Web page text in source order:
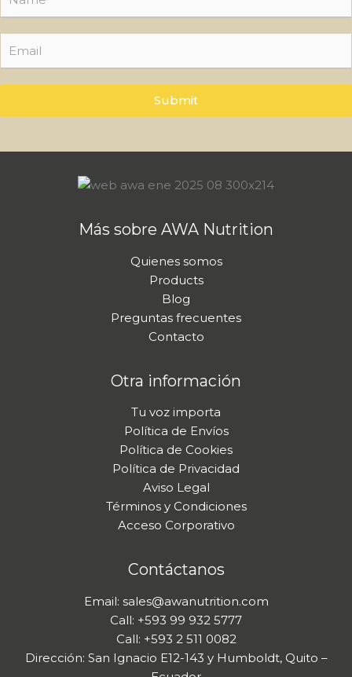
m
e
m
m
e
m
a
i
*
Submit
Más sobre AWA Nutrition
Quienes somos
Products
Blog
Preguntas frecuentes
Contacto
Otra información
Tu voz importa
Política de Envíos
Política de Cookies
Política de Privacidad
Aviso Legal
Términos y Condiciones
Acceso Corporativo
Contáctanos
Email: sales@awanutrition.com
Call: +593 99 932 5777
Call: +593 2 511 0082
Dirección: San Ignacio E12-143 y Humboldt, Quito –